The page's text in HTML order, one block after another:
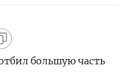
большую часть